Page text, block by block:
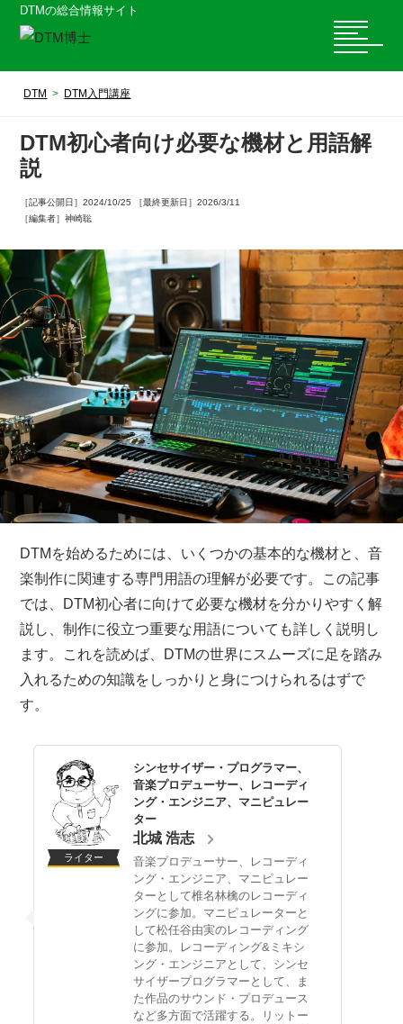
DTMの総合情報サイト
DTM DTM入門講座
DTM初心者向け必要な機材と用語解
説
［記事公開日］2024/10/25 ［最終更新日］2026/3/11
［編集者］神崎聡
DTMを始めるためには、いくつかの基本的な機材と、音
楽制作に関連する専門用語の理解が必要です。この記事
では、DTM初心者に向けて必要な機材を分かりやすく解
説し、制作に役立つ重要な用語についても詳しく説明し
ます。これを読めば、DTMの世界にスムーズに足を踏み
入れるための知識をしっかりと身につけられるはずで
す。
ライター
シンセサイザー・プログラマー、
音楽プロデューサー、レコーディ
ング・エンジニア、マニピュレー
ター
北城 浩志
音楽プロデューサー、レコーディ
ング・エンジニア、マニピュレー
ターとして椎名林檎のレコーディ
ングに参加。マニピュレーターと
して松任谷由実のレコーディング
に参加。レコーディング&ミキシ
ング・エンジニアとして、シンセ
サイザープログラマーとして、ま
た作品のサウンド・プロデュース
など多方面で活躍する。リットー